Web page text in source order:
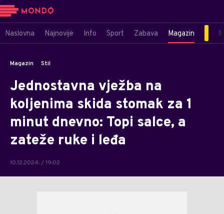
Naslovna Najnovije Info Sport Zabava Magazin
Magazin Stil
Jednostavna vježba na
koljenima skida stomak za 1
minut dnevno: Topi salce, a
zateže ruke i leđa
10.12.2024. / 19:02